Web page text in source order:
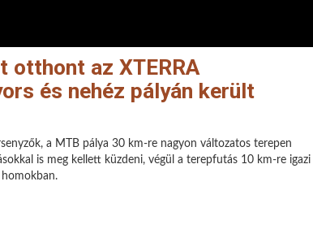
otthont az XTERRA
és nehéz pályán került
a MTB pálya 30 km-re nagyon változatos terepen
is meg kellett küzdeni, végül a terepfutás 10 km-re igazi